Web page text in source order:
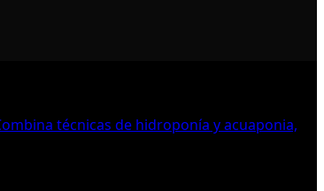
técnicas de hidroponía y acuaponia,